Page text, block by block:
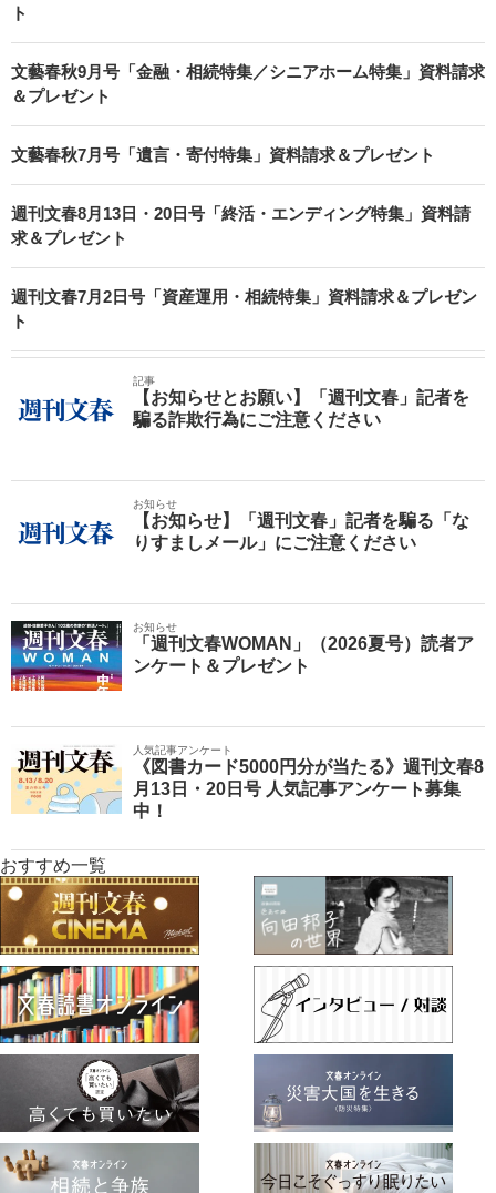
ト
文藝春秋9月号「金融・相続特集／シニアホーム特集」資料請求
＆プレゼント
文藝春秋7月号「遺言・寄付特集」資料請求＆プレゼント
週刊文春8月13日・20日号「終活・エンディング特集」資料請
求＆プレゼント
週刊文春7月2日号「資産運用・相続特集」資料請求＆プレゼン
ト
記事
【お知らせとお願い】「週刊文春」記者を
騙る詐欺行為にご注意ください
お知らせ
【お知らせ】「週刊文春」記者を騙る「な
りすましメール」にご注意ください
お知らせ
「週刊文春WOMAN」（2026夏号）読者ア
ンケート＆プレゼント
人気記事アンケート
《図書カード5000円分が当たる》週刊文春8
月13日・20日号 人気記事アンケート募集
中！
おすすめ一覧